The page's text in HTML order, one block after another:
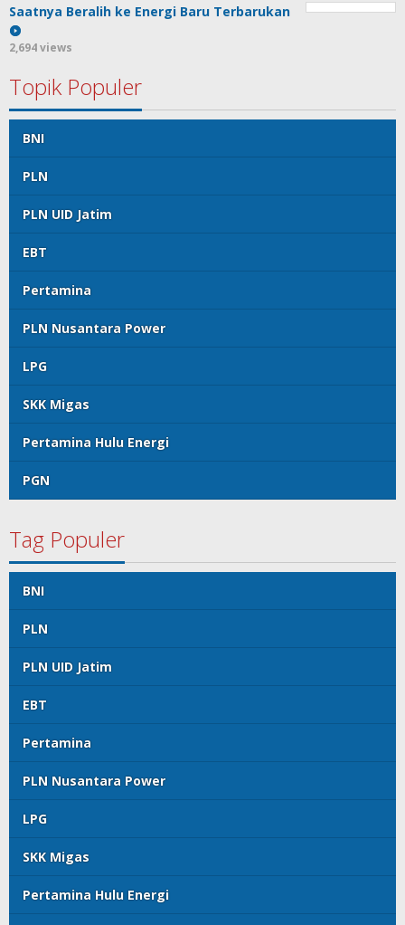
Saatnya Beralih ke Energi Baru Terbarukan
2,694 views
Topik Populer
BNI
PLN
PLN UID Jatim
EBT
Pertamina
PLN Nusantara Power
LPG
SKK Migas
Pertamina Hulu Energi
PGN
Tag Populer
BNI
PLN
PLN UID Jatim
EBT
Pertamina
PLN Nusantara Power
LPG
SKK Migas
Pertamina Hulu Energi